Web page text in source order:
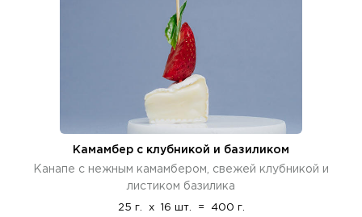
Камамбер с клубникой и базиликом
Канапе с нежным камамбером, свежей клубникой и
листиком базилика
25 г. x 16 шт. = 400 г.